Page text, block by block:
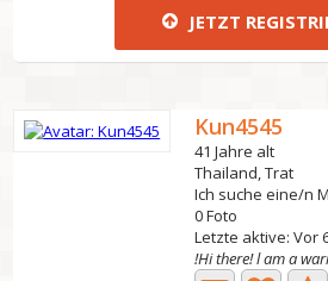
JETZT
Kun4545
41 Jahre alt
Thailand, Trat
Ich suche eine/n
0 Foto
Letzte aktive: Vor